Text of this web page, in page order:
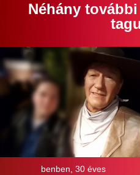
Néhány
benben, 30 éves